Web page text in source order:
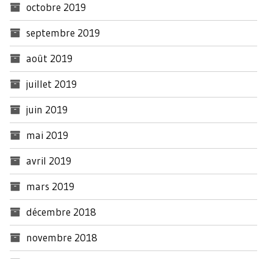
octobre 2019
septembre 2019
août 2019
juillet 2019
juin 2019
mai 2019
avril 2019
mars 2019
décembre 2018
novembre 2018